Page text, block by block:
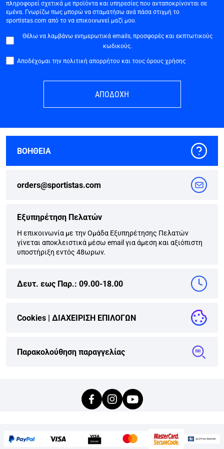
πληροφορεί σχετικά με προϊόντα και υπηρεσίες που ανταποκρίνονται σε
εμένα. Γνωρίζω πως μπορώ να σταματήσω ανά πάσα στιγμή το
sportistas.com από το να επικοινωνεί μαζί μου.
Θέλω να λαμβάνω ενημερωτικά emails, προσφορές και εκπτωτικούς
κωδικούς.
Αποδέχομαι την πολιτική απορρήτου και τους όρους χρήσης
ΑΠΟΔΟΧΗ
ΒΟΗΘΕΙΑ
orders@sportistas.com
Εξυπηρέτηση Πελατών
Η επικοινωνία με την Ομάδα Εξυπηρέτησης Πελατών
γίνεται αποκλειστικά μέσω email για άμεση και αξιόπιστη
υποστήριξη εντός 48ωρων.
Δευτ. εως Παρ.: 09.00-18.00
Cookies | ΔΙΑΧΕΙΡΙΣΗ ΕΠΙΛΟΓΩΝ
Παρακολούθηση παραγγελίας